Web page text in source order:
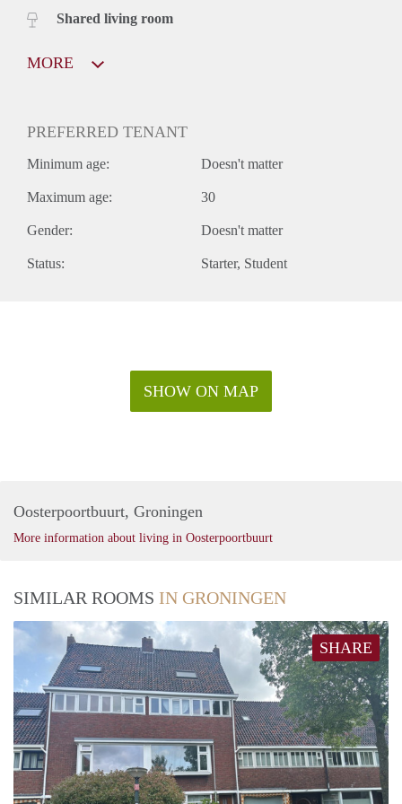
Shared living room
MORE
PREFERRED TENANT
Minimum age: Doesn't matter
Maximum age: 30
Gender: Doesn't matter
Status: Starter Student
SHOW ON MAP
Oosterpoortbuurt, Groningen
More information about living in Oosterpoortbuurt
SIMILAR ROOMS IN GRONINGEN
SHARE